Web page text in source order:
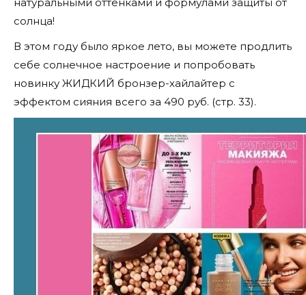
солнца!
В этом году было яркое лето, вы можете продлить
себе солнечное настроение и попробовать
новинку ЖИДКИЙ бронзер-хайлайтер с
эффектом сияния всего за 490 руб. (стр. 33).